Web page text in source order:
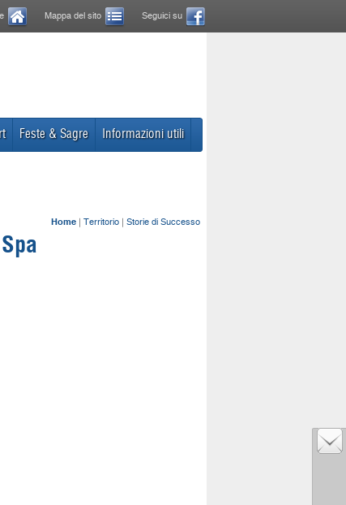
Mappa del sito Seguici su
Feste & Sagre Informazioni utili
Home | Territorio | Storie di Successo